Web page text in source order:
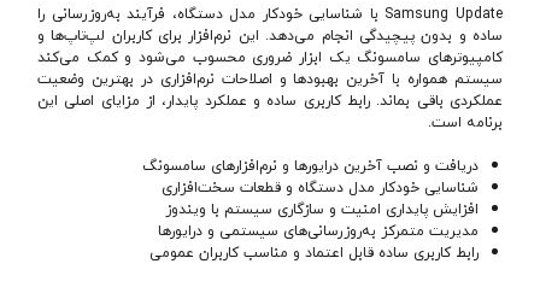
Samsung Update با شناسایی خودکار مدل دستگاه، فرآیند به‌روزرسانی را
ساده و بدون پیچیدگی انجام می‌دهد. این نرم‌افزار برای کاربران لپ‌تاپ‌ها و
کامپیوترهای سامسونگ یک ابزار ضروری محسوب می‌شود و کمک می‌کند
سیستم همواره با آخرین بهبودها و اصلاحات نرم‌افزاری در بهترین وضعیت
عملکردی باقی بماند. رابط کاربری ساده و عملکرد پایدار، از مزایای اصلی این
برنامه است.
دریافت و نصب آخرین درایورها و نرم‌افزارهای سامسونگ
شناسایی خودکار مدل دستگاه و قطعات سخت‌افزاری
افزایش پایداری امنیت و سازگاری سیستم با ویندوز
مدیریت متمرکز به‌روزرسانی‌های سیستمی و درایورها
رابط کاربری ساده قابل اعتماد و مناسب کاربران عمومی